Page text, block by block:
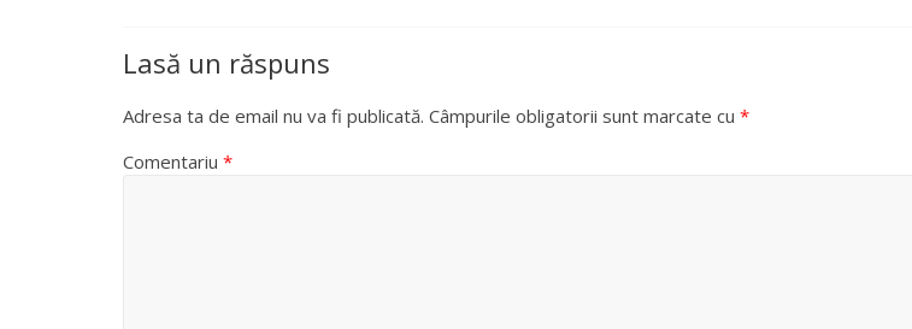
Lasă un răspuns
Adresa ta de email nu va fi publicată. Câmpurile obligatorii sunt marcate cu *
Comentariu *